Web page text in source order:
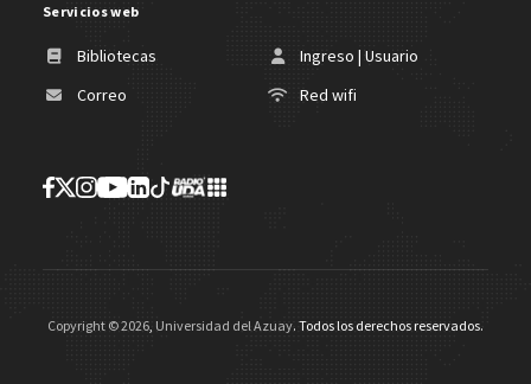
Servicios web
Bibliotecas
Ingreso | Usuario
Correo
Red wifi
Copyright ©2026 Universidad del Azuay. Todos los derechos reservados.